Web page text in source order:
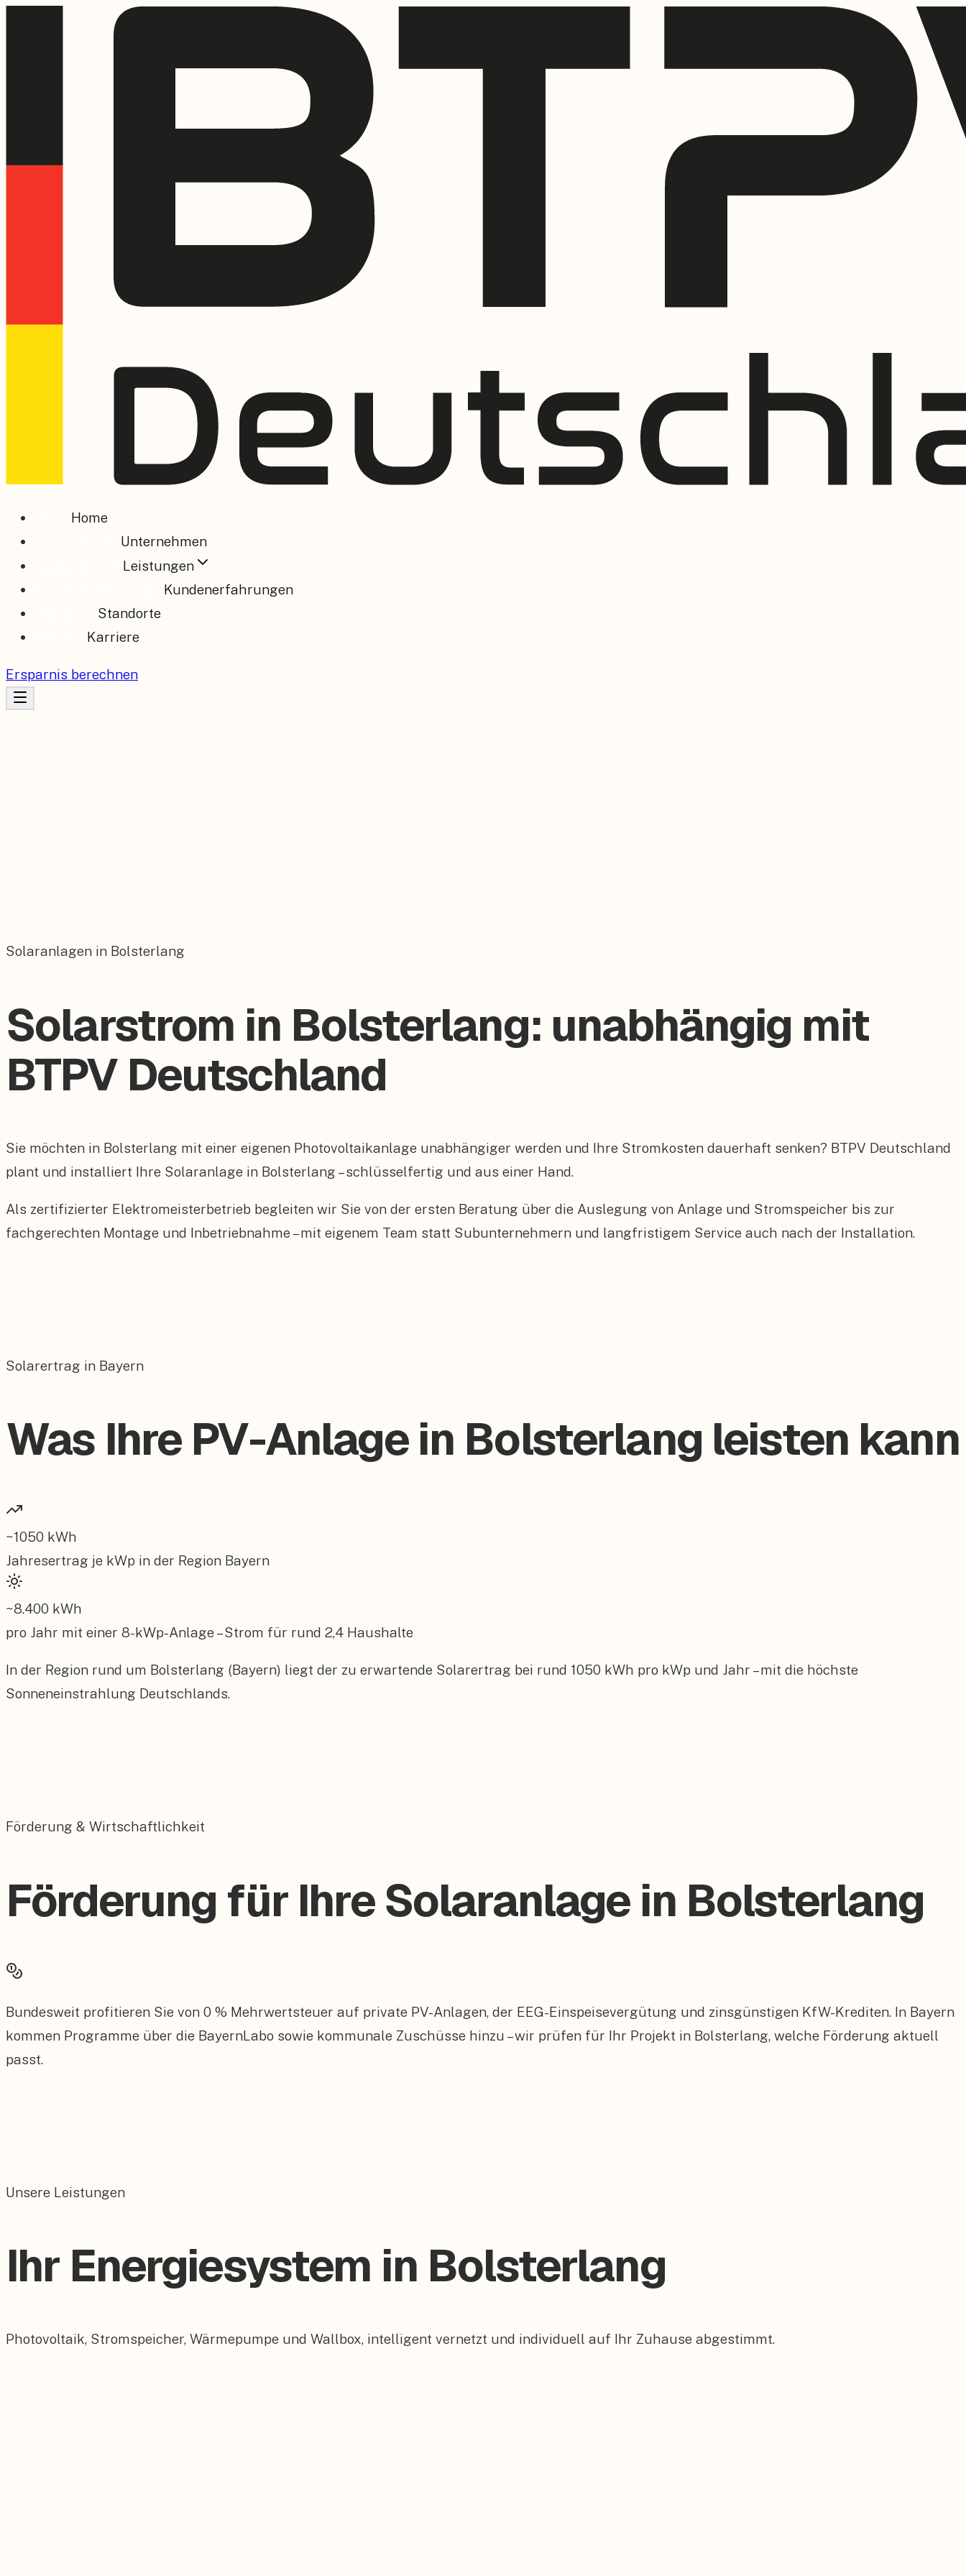
Home
Unternehmen
Leistungen
Kundenerfahrungen
Standorte
Karriere
Ersparnis berechnen
Solaranlagen in Bolsterlang
Solarstrom in Bolsterlang: unabhängig mit
BTPV Deutschland
Sie möchten in Bolsterlang mit einer eigenen Photovoltaikanlage unabhängiger werden und Ihre Stromkosten dauerhaft senken? BTPV Deutschland
plant und installiert Ihre Solaranlage in Bolsterlang – schlüsselfertig und aus einer Hand.
Als zertifizierter Elektromeisterbetrieb begleiten wir Sie von der ersten Beratung über die Auslegung von Anlage und Stromspeicher bis zur
fachgerechten Montage und Inbetriebnahme – mit eigenem Team statt Subunternehmern und langfristigem Service auch nach der Installation.
Solarertrag in Bayern
Was Ihre PV-Anlage in Bolsterlang leisten kann
~1050 kWh
Jahresertrag je kWp in der Region Bayern
~8.400 kWh
pro Jahr mit einer 8-kWp-Anlage – Strom für rund 2,4 Haushalte
In der Region rund um Bolsterlang (Bayern) liegt der zu erwartende Solarertrag bei rund 1050 kWh pro kWp und Jahr – mit die höchste
Sonneneinstrahlung Deutschlands.
Förderung & Wirtschaftlichkeit
Förderung für Ihre Solaranlage in Bolsterlang
Bundesweit profitieren Sie von 0 % Mehrwertsteuer auf private PV-Anlagen, der EEG-Einspeisevergütung und zinsgünstigen KfW-Krediten. In Bayern
kommen Programme über die BayernLabo sowie kommunale Zuschüsse hinzu – wir prüfen für Ihr Projekt in Bolsterlang, welche Förderung aktuell
passt.
Unsere Leistungen
Ihr Energiesystem in Bolsterlang
Photovoltaik, Stromspeicher, Wärmepumpe und Wallbox, intelligent vernetzt und individuell auf Ihr Zuhause abgestimmt.